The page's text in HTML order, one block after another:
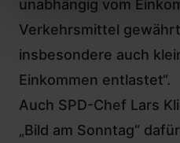
unabhängig vom
Verkehrsmittel
insbesondere auch
Einkommen entlastet“.
Auch SPD-Chef Lars
„Bild am Sonntag“